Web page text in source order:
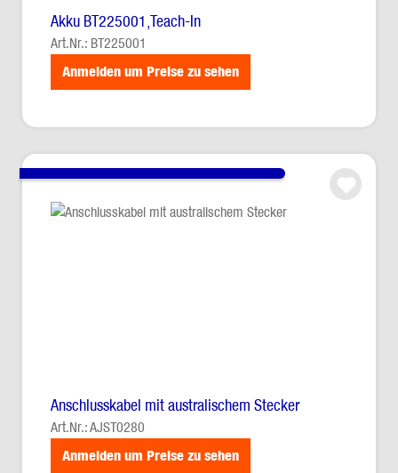
Akku BT225001,Teach-In
Art.Nr.: BT225001
Anmelden um Preise zu sehen
Anschlusskabel mit australischem Stecker
Art.Nr.: AJST0280
Anmelden um Preise zu sehen